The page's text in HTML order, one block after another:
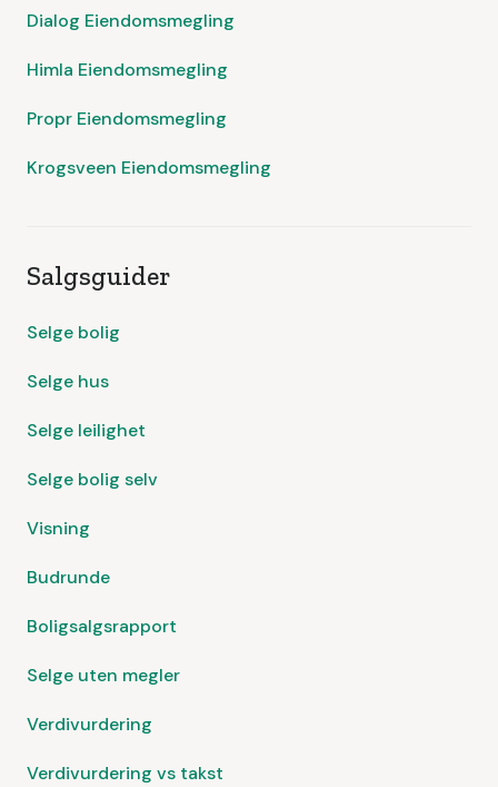
Dialog Eiendomsmegling
Himla Eiendomsmegling
Propr Eiendomsmegling
Krogsveen Eiendomsmegling
Salgsguider
Selge bolig
Selge hus
Selge leilighet
Selge bolig selv
Visning
Budrunde
Boligsalgsrapport
Selge uten megler
Verdivurdering
Verdivurdering vs takst